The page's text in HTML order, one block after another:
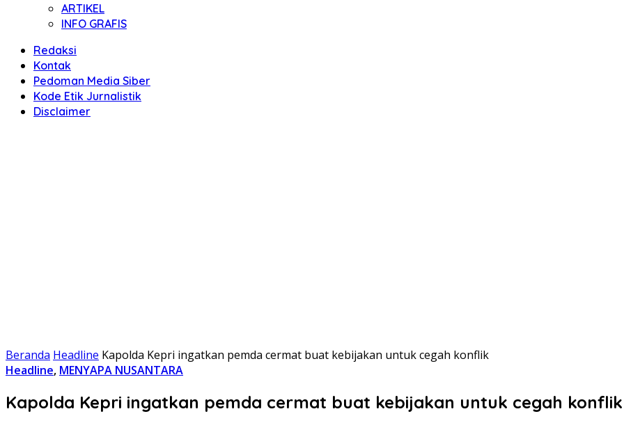
ARTIKEL
INFO GRAFIS
Redaksi
Kontak
Pedoman Media Siber
Kode Etik Jurnalistik
Disclaimer
Beranda Headline Kapolda Kepri ingatkan pemda cermat buat kebijakan untuk cegah konflik
Headline, MENYAPA NUSANTARA
Kapolda Kepri ingatkan pemda cermat buat kebijakan untuk cegah konflik